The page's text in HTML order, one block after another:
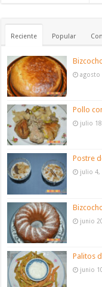
Reciente Popular
agosto
Pollo
julio
Postre
julio 4,
junio
Palitos
junio